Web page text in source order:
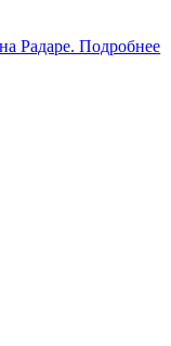
Радаре. Подробнее